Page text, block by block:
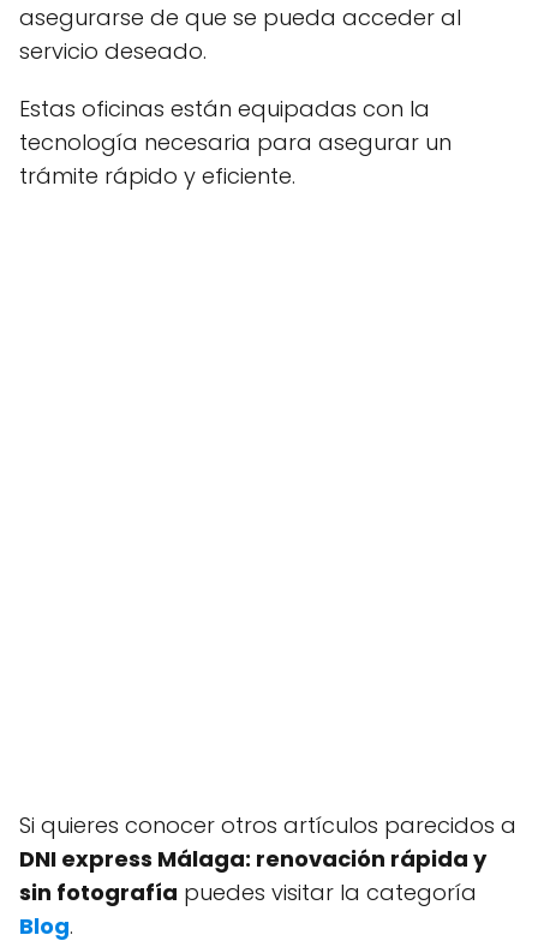
asegurarse de que se pueda acceder al
servicio deseado.
Estas oficinas están equipadas con la
tecnología necesaria para asegurar un
trámite rápido y eficiente.
Si quieres conocer otros artículos parecidos a
DNI express Málaga: renovación rápida y
sin fotografía puedes visitar la categoría
Blog.